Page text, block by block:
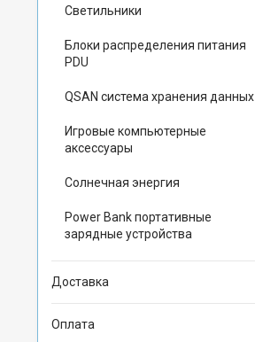
Светильники
Блоки распределения питания
PDU
QSAN система хранения данных
Игровые компьютерные
аксессуары
Солнечная энергия
Power Bank портативные
зарядные устройства
Доставка
Оплата